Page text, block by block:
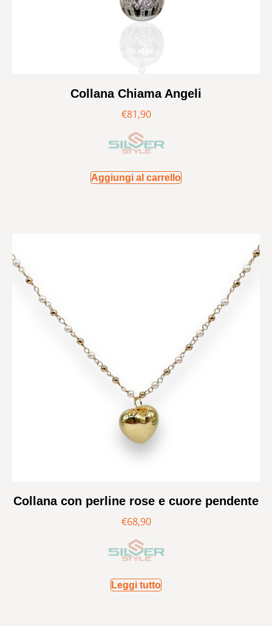
Collana Chiama Angeli
€81,90
Aggiungi al carrello
Collana con perline rose e cuore pendente
€68,90
Leggi tutto